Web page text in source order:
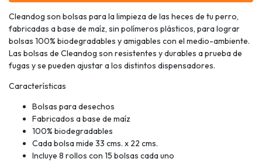
Cleandog son bolsas para la limpieza de las heces de tu perro,
fabricadas a base de maíz, sin polímeros plásticos, para lograr
bolsas 100% biodegradables y amigables con el medio-ambiente.
Las bolsas de Cleandog son resistentes y durables a prueba de
fugas y se pueden ajustar a los distintos dispensadores.
Características
Bolsas para desechos
Fabricados a base de maíz
100% biodegradables
Cada bolsa mide 33 cms. x 22 cms.
Incluye 8 rollos con 15 bolsas cada uno